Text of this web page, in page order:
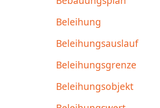
Beleihung
Beleihungsauslauf
Beleihungsgrenze
Beleihungsobjekt